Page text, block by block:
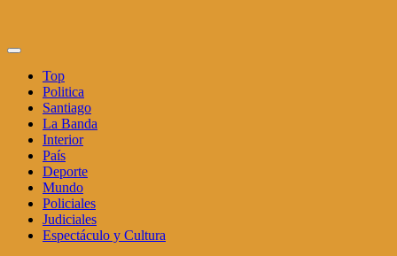
Menú
principalTop
Politica
Santiago
La Banda
Interior
País
Deporte
Mundo
Policiales
Judiciales
Espectáculo y Cultura